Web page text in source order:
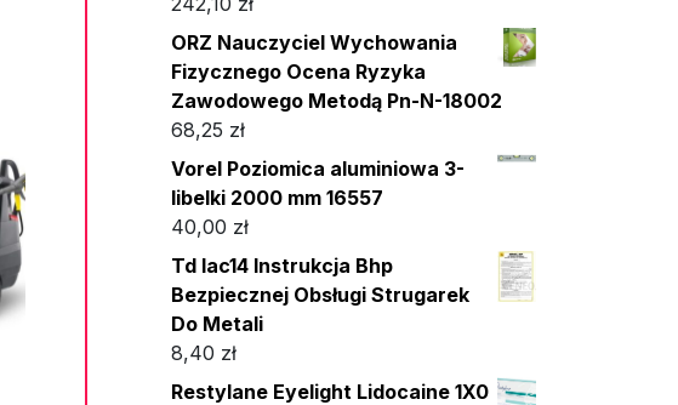
ORZ Nauczyciel Wychowania
Fizycznego Ocena Ryzyka
Zawodowego Metodą Pn-N-18002
68,25 zł
Vorel Poziomica aluminiowa 3-
libelki 2000 mm 16557
40,00 zł
Td Iac14 Instrukcja Bhp
Bezpiecznej Obsługi Strugarek
Do Metali
8,40 zł
Restylane Eyelight Lidocaine 1X0